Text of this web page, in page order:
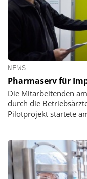
NEWS
Pharmaserv für
Die Mitarbeitenden
durch die
Pilotprojekt startete